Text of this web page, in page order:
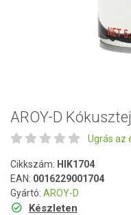
AROY-D
Ugrás az
Cikkszám: HIK1704
EAN: 0016229001704
Gyártó: AROY-D
Készleten